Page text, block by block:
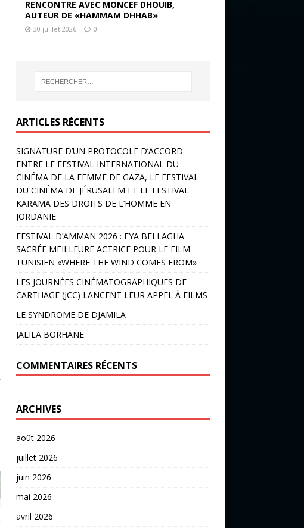
RENCONTRE AVEC MONCEF DHOUIB,
AUTEUR DE «HAMMAM DHHAB»
30 juillet 2026 0
ARTICLES RÉCENTS
SIGNATURE D’UN PROTOCOLE D’ACCORD
ENTRE LE FESTIVAL INTERNATIONAL DU
CINÉMA DE LA FEMME DE GAZA, LE FESTIVAL
DU CINÉMA DE JÉRUSALEM ET LE FESTIVAL
KARAMA DES DROITS DE L’HOMME EN
JORDANIE
FESTIVAL D’AMMAN 2026 : EYA BELLAGHA
SACRÉE MEILLEURE ACTRICE POUR LE FILM
TUNISIEN «WHERE THE WIND COMES FROM»
LES JOURNÉES CINÉMATOGRAPHIQUES DE
CARTHAGE (JCC) LANCENT LEUR APPEL À FILMS
LE SYNDROME DE DJAMILA
JALILA BORHANE
COMMENTAIRES RÉCENTS
ARCHIVES
août 2026
juillet 2026
juin 2026
mai 2026
avril 2026